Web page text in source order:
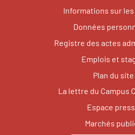
Informations sur
Données
Registre des actes
Emplois et
Plan du site
La lettre du Campus
Espace
Marchés